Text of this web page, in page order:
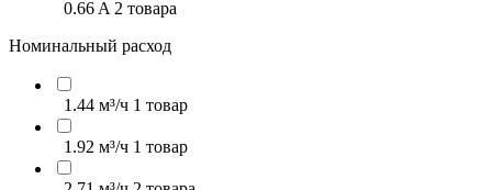
0.66 A 2 товара
Номинальный расход
1.44 м³/ч 1 товар
1.92 м³/ч 1 товар